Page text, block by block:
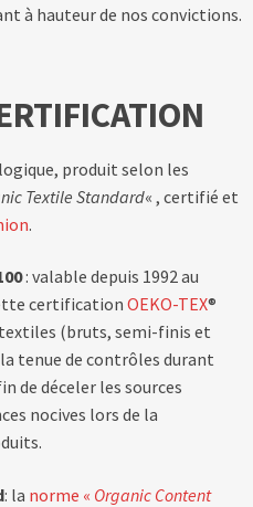
à hauteur de nos convictions.
produit selon les
Textile Standard« , certifié et
.
: valable depuis 1992 au
certification OEKO-TEX®
(bruts, semi-finis et
tenue de contrôles durant
de déceler les sources
nocives lors de la
: la norme « Organic Content